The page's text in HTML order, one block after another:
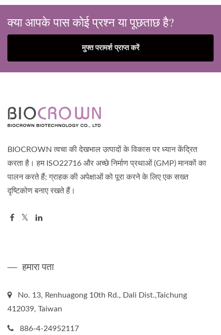
क्या आपके पास कोई प्रश्न या पूछताछ है?
मुफ्त परामर्श प्राप्त करें
BIOCROWN त्वचा की देखभाल उत्पादों के विकास पर ध्यान केंद्रित
करता है। हम ISO22716 और अच्छे निर्माण प्रथाओं (GMP) मानकों का
पालन करते हैं; ग्राहक की अपेक्षाओं को पूरा करने के लिए एक सख्त
दृष्टिकोण बनाए रखते हैं।
हमारा पता
No. 13, Renhuagong 10th Rd., Dali Dist.,Taichung
412039, Taiwan
886-4-24952117